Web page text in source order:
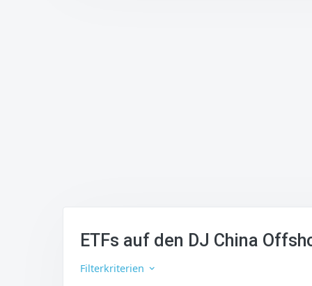
ETFs auf den DJ China
Filterkriterien